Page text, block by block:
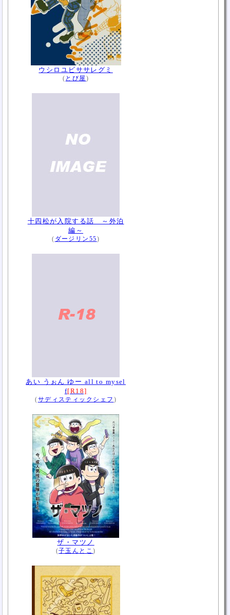
ウシロユビササレグミ
( とび屋 )
十四松が入院する話 ～外泊
編～
( ダージリン55 )
あい うぉん ゆー all to mysel
f[R18]
( サディスティックシェフ )
ザ・マツノ
(子玉んとこ )